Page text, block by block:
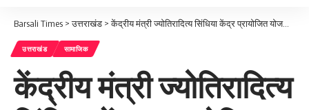
Barsali Times >उत्तराखंड >केंद्रीय मंत्री ज्योतिरादित्य सिंधिया केंद्र प्रायोजित योजना ‘वाइब्रेट विलेज प्रोग्राम’ की समीक्षा के लिए पहुंचे धराली
उत्तराखंड सामाजिक
केंद्रीय मंत्री ज्योतिरादित्य